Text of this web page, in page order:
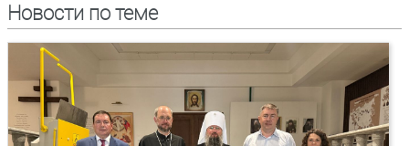
Новости по теме